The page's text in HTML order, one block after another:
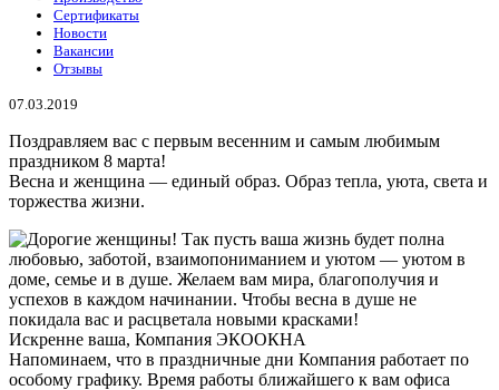
Сертификаты
Новости
Вакансии
Отзывы
07.03.2019
Поздравляем вас с первым весенним и самым любимым
праздником 8 марта!
Весна и женщина — единый образ. Образ тепла, уюта, света и
торжества жизни.
Так пусть ваша жизнь будет полна
любовью, заботой, взаимопониманием и уютом — уютом в
доме, семье и в душе. Желаем вам мира, благополучия и
успехов в каждом начинании. Чтобы весна в душе не
покидала вас и расцветала новыми красками!
Искренне ваша, Компания ЭКООКНА
Напоминаем, что в праздничные дни Компания работает по
особому графику. Время работы ближайшего к вам офиса